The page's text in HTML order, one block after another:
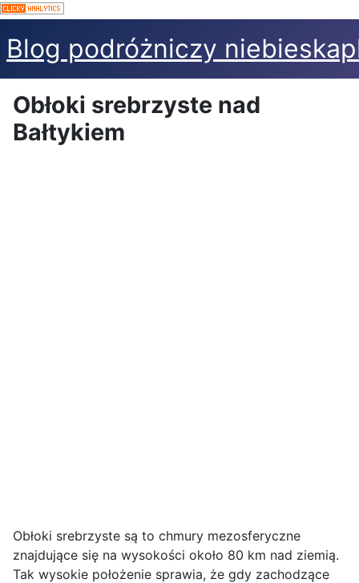
Blog podróżniczy
Obłoki srebrzyste nad
Bałtykiem
Obłoki srebrzyste są to chmury mezosferyczne
znajdujące się na wysokości około 80 km nad ziemią.
Tak wysokie położenie sprawia, że gdy zachodzące